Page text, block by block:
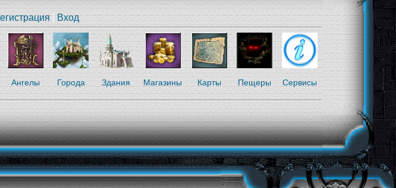
|Вход
Ангелы Города Здания Магазины Карты Пещеры Сервисы